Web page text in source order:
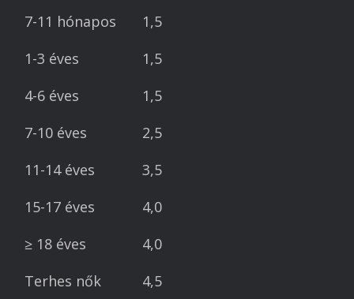
7-11 hónapos
1,5
1-3 éves
1,5
4-6 éves
1,5
7-10 éves
2,5
11-14 éves
3,5
15-17 éves
4,0
≥ 18 éves
4,0
Terhes nők
4,5